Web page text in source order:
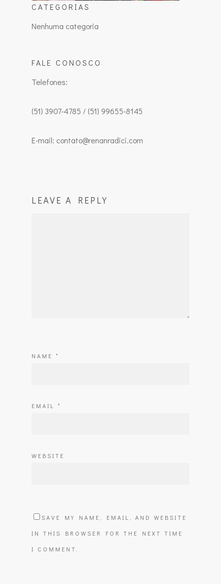
CATEGORIAS
Nenhuma categoria
FALE CONOSCO
Telefones:
(51) 3907-4785 / (51) 99655-8145
E-mail: contato@renanradici.com
LEAVE A REPLY
NAME *
EMAIL *
WEBSITE
SAVE MY NAME, EMAIL, AND WEBSITE
IN THIS BROWSER FOR THE NEXT TIME
I COMMENT.